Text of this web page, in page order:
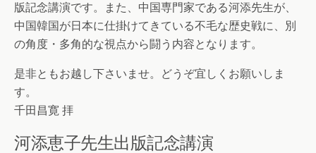
版記念講演です。また、中国専門家である河添先生が、
中国韓国が日本に仕掛けてきている不毛な歴史戦に、別
の角度・多角的な視点から闘う内容となります。
是非ともお越し下さいませ。どうぞ宜しくお願いしま
す。
千田昌寛 拝
河添恵子先生出版記念講演